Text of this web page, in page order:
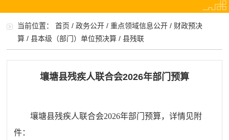
当前位置：首页 /政务公开 /重点领域信息公开 / 财政预决
算 /县本级（部门）单位预决算 /县残联
壤塘县残疾人联合会2026年部门预算
壤塘县残疾人联合会2026年部门预算，详情见附
件：